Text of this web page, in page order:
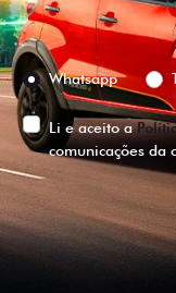
Preferência de
Whatsapp
Li e aceito a
comunicações da